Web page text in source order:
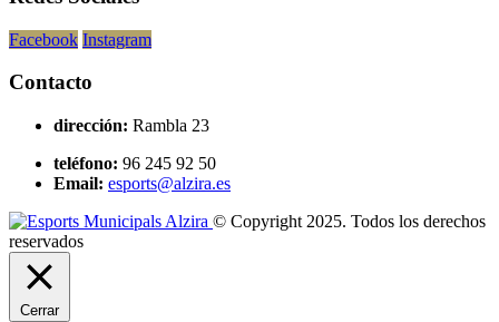
Facebook Instagram
Contacto
dirección: Rambla 23
teléfono: 96 245 92 50
Email: esports@alzira.es
© Copyright 2025. Todos los derechos
reservados
Cerrar